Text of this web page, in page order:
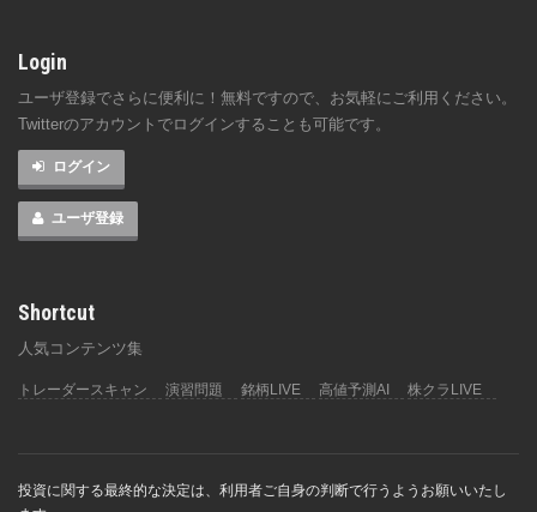
Login
ユーザ登録でさらに便利に！無料ですので、お気軽にご利用ください。
Twitterのアカウントでログインすることも可能です。
ログイン
ユーザ登録
Shortcut
人気コンテンツ集
トレーダースキャン 演習問題 銘柄LIVE 高値予測AI 株クラLIVE
投資に関する最終的な決定は、利用者ご自身の判断で行うようお願いいたし